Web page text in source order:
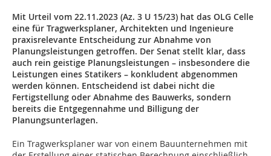
Mit Urteil vom 22.11.2023 (Az. 3 U 15/23) hat das OLG Celle
eine für Tragwerksplaner, Architekten und Ingenieure
praxisrelevante Entscheidung zur Abnahme von
Planungsleistungen getroffen. Der Senat stellt klar, dass
auch rein geistige Planungsleistungen – insbesondere die
Leistungen eines Statikers – konkludent abgenommen
werden können. Entscheidend ist dabei nicht die
Fertigstellung oder Abnahme des Bauwerks, sondern
bereits die Entgegennahme und Billigung der
Planungsunterlagen.
Ein Tragwerksplaner war von einem Bauunternehmen mit